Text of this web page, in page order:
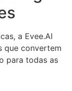
a Evee.AI
que convertem
para todas as